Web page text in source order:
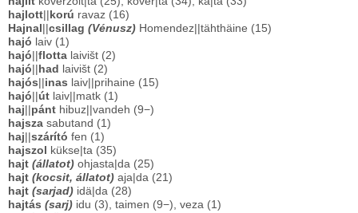
hajlott
korú ravaz (16)
Hajnal
csillag (Vénusz) Homendez||tähthäine (15)
hajó laiv (1)
hajó flotta laivišt (2)
hajó
had
laivišt (2)
hajós
inas laiv||prihaine (15)
hajó
út laiv||matk (1)
haj
pánt hibuz||vandeh (9−)
hajsza sabutand (1)
haj szárító fen (1)
hajszol
kükse|ta (35)
hajt (állatot) ohjasta|da (25)
hajt (kocsit, állatot) aja|da (21)
hajt (sarjad) idä|da (28)
hajtás (sarj) idu (3), taimen (9−), veza (1)